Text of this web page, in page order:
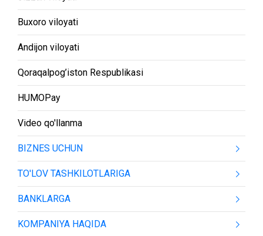
Buxoro viloyati
Andijon viloyati
Qoraqalpog’iston Respublikasi
HUMOPay
Video qo'llanma
BIZNES UCHUN
TO'LOV TASHKILOTLARIGA
BANKLARGA
KOMPANIYA HAQIDA